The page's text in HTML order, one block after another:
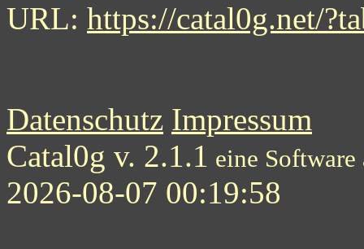
URL: https://catal0g.net/
Datenschutz Impressum
Catal0g v. 2.1.1 eine Software
2026-08-07 00:19:58